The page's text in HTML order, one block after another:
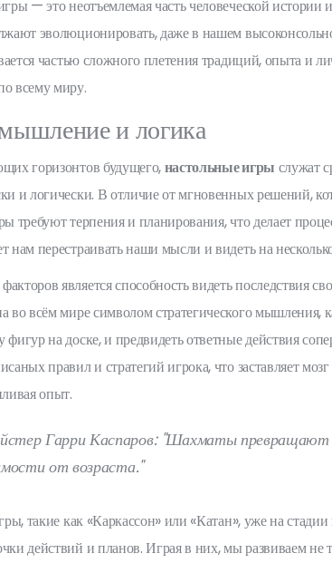
— это неотъемлемая часть человеческой истории
эволюционировать, даже в нашем
частью сложного плетения традиций, опыта и
всему миру.
и логика
горизонтов будущего,настольные игры служат
и логически. В отличие от мгновенных решений,
требуют терпения и планирования, что делает
нам перестраивать наши мысли и видеть на
является способность видеть последствия
во всём мире символом стратегического мышления,
на доске, и предвидеть ответные действия
правил и стратегий игрока, что заставляет мозг
опыт.
Гарри Каспаров: "Шахматы превращают
от возраста."
такие как «Каркассон» или «Катан», уже на
действий и планов. Играя в них, мы развиваем не